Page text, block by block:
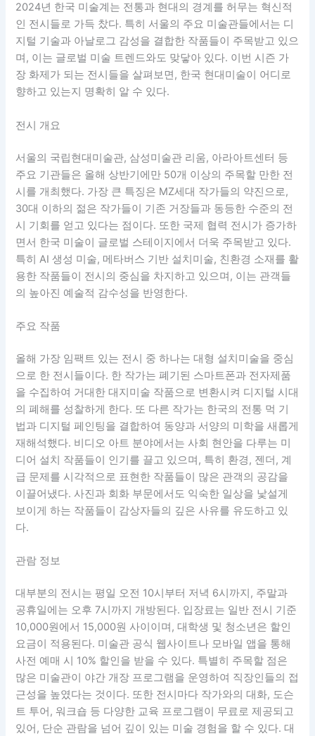
2024년 한국 미술계는 전통과 현대의 경계를 허무는 혁신적
인 전시들로 가득 찼다. 특히 서울의 주요 미술관들에서는 디
지털 기술과 아날로그 감성을 결합한 작품들이 주목받고 있으
며, 이는 글로벌 미술 트렌드와도 맞닿아 있다. 이번 시즌 가
장 화제가 되는 전시들을 살펴보면, 한국 현대미술이 어디로
향하고 있는지 명확히 알 수 있다.
전시 개요
서울의 국립현대미술관, 삼성미술관 리움, 아라아트센터 등
주요 기관들은 올해 상반기에만 50개 이상의 주목할 만한 전
시를 개최했다. 가장 큰 특징은 MZ세대 작가들의 약진으로,
30대 이하의 젊은 작가들이 기존 거장들과 동등한 수준의 전
시 기회를 얻고 있다는 점이다. 또한 국제 협력 전시가 증가하
면서 한국 미술이 글로벌 스테이지에서 더욱 주목받고 있다.
특히 AI 생성 미술, 메타버스 기반 설치미술, 친환경 소재를 활
용한 작품들이 전시의 중심을 차지하고 있으며, 이는 관객들
의 높아진 예술적 감수성을 반영한다.
주요 작품
올해 가장 임팩트 있는 전시 중 하나는 대형 설치미술을 중심
으로 한 전시들이다. 한 작가는 폐기된 스마트폰과 전자제품
을 수집하여 거대한 대지미술 작품으로 변환시켜 디지털 시대
의 폐해를 성찰하게 한다. 또 다른 작가는 한국의 전통 먹 기
법과 디지털 페인팅을 결합하여 동양과 서양의 미학을 새롭게
재해석했다. 비디오 아트 분야에서는 사회 현안을 다루는 미
디어 설치 작품들이 인기를 끌고 있으며, 특히 환경, 젠더, 계
급 문제를 시각적으로 표현한 작품들이 많은 관객의 공감을
이끌어냈다. 사진과 회화 부문에서도 익숙한 일상을 낯설게
보이게 하는 작품들이 감상자들의 깊은 사유를 유도하고 있
다.
관람 정보
대부분의 전시는 평일 오전 10시부터 저녁 6시까지, 주말과
공휴일에는 오후 7시까지 개방된다. 입장료는 일반 전시 기준
10,000원에서 15,000원 사이이며, 대학생 및 청소년은 할인
요금이 적용된다. 미술관 공식 웹사이트나 모바일 앱을 통해
사전 예매 시 10% 할인을 받을 수 있다. 특별히 주목할 점은
많은 미술관이 야간 개장 프로그램을 운영하여 직장인들의 접
근성을 높였다는 것이다. 또한 전시마다 작가와의 대화, 도슨
트 투어, 워크숍 등 다양한 교육 프로그램이 무료로 제공되고
있어, 단순 관람을 넘어 깊이 있는 미술 경험을 할 수 있다. 대